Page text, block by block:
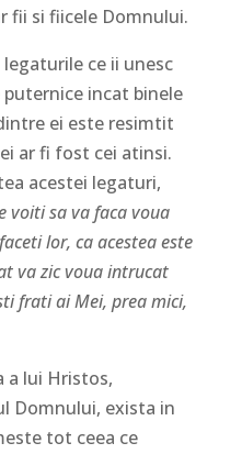
fii si fiicele Domnului.
ce ii unesc
incat binele
ei este resimtit
ar fi fost cei atinsi.
acestei legaturi,
voiti sa va faca voua
lor, ca acestea este
va zic voua intrucat
frati ai Mei, prea mici,
a lui Hristos,
Domnului, exista in
tot ceea ce